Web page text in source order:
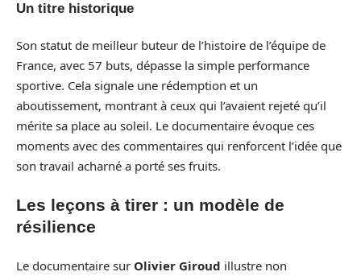
Un titre historique
Son statut de meilleur buteur de l’histoire de l’équipe de
France, avec 57 buts, dépasse la simple performance
sportive. Cela signale une rédemption et un
aboutissement, montrant à ceux qui l’avaient rejeté qu’il
mérite sa place au soleil. Le documentaire évoque ces
moments avec des commentaires qui renforcent l’idée que
son travail acharné a porté ses fruits.
Les leçons à tirer : un modèle de
résilience
Le documentaire sur Olivier Giroud illustre non